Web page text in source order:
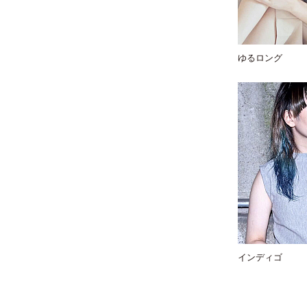
ゆるロング
インディゴ